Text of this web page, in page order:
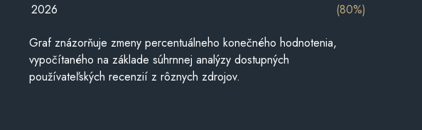
2026
(80%)
Graf znázorňuje zmeny percentuálneho konečného hodnotenia,
vypočítaného na základe súhrnnej analýzy dostupných
používateľských recenzií z rôznych zdrojov.